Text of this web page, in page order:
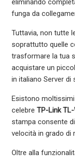
eliminando
funga da
Tuttavia, non tutte
soprattutto quelle
trasformare la tua
acquistare un
in italiano Server di
Esistono
celebre TP-Link TL-
stampa consente
velocità in grado di
Oltre alla